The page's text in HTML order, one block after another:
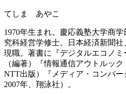
てしま あやこ
1970年生まれ。慶応義塾大学商
究科経営学修士。日本経済新聞
現職。著書に『デジタルエコノ
（編著）『情報通信アウトルッ
NTT出版）『メディア・コンバー
2007年、翔泳社）。